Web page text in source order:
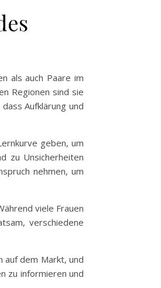
als auch Paare im
Regionen sind sie
Aufklärung und
geben, um
zu Unsicherheiten
nehmen, um
viele Frauen
verschiedene
auf dem Markt, und
zu informieren und